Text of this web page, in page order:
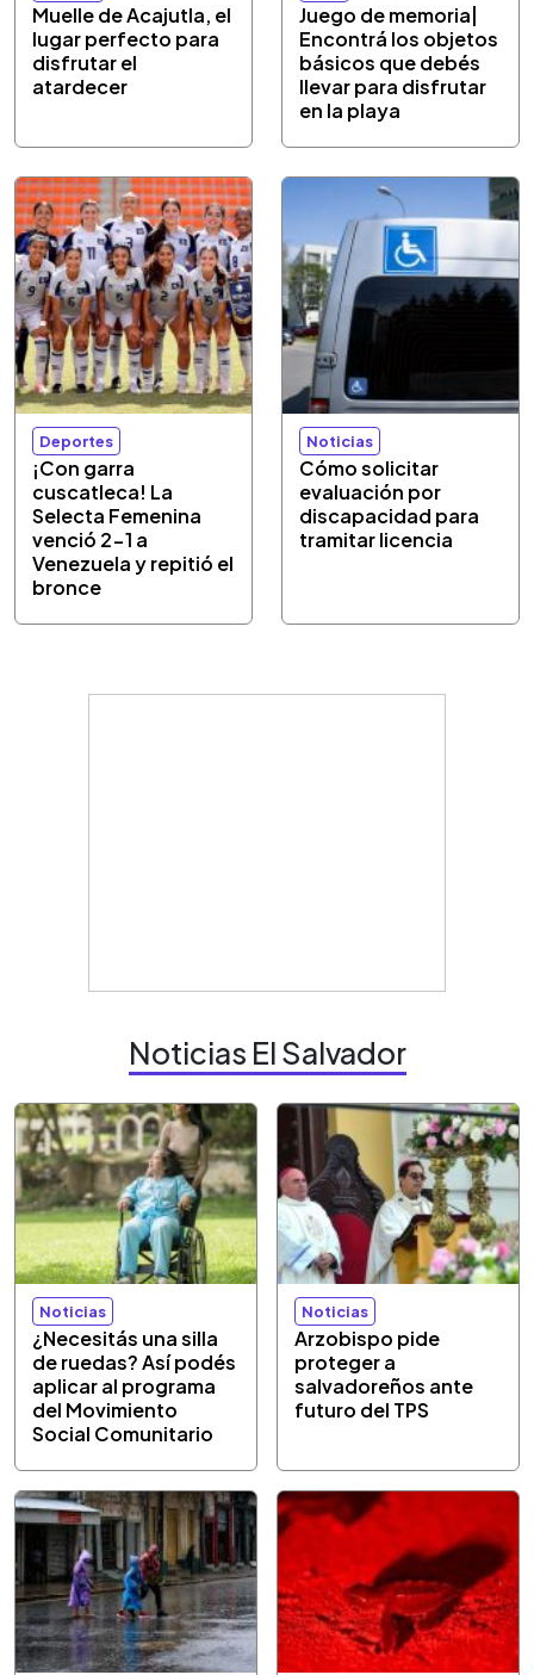
Muelle de Acajutla, el
lugar perfecto para
disfrutar el
atardecer
Juego de memoria|
Encontrá los objetos
básicos que debés
llevar para disfrutar
en la playa
Deportes
¡Con garra
cuscatleca! La
Selecta Femenina
venció 2-1 a
Venezuela y repitió el
bronce
Noticias
Cómo solicitar
evaluación por
discapacidad para
tramitar licencia
Noticias El Salvador
Noticias
¿Necesitás una silla
de ruedas? Así podés
aplicar al programa
del Movimiento
Social Comunitario
Noticias
Arzobispo pide
proteger a
salvadoreños ante
futuro del TPS